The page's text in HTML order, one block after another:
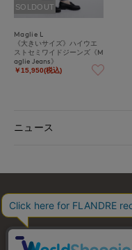
SOLDOUT
Maglie L
《大きいサイズ》ハイウエ
ストセミワイドジーンズ《M
aglie Jeans》
￥15,950(税込)
ニュース
お問い合わせ 利用規約